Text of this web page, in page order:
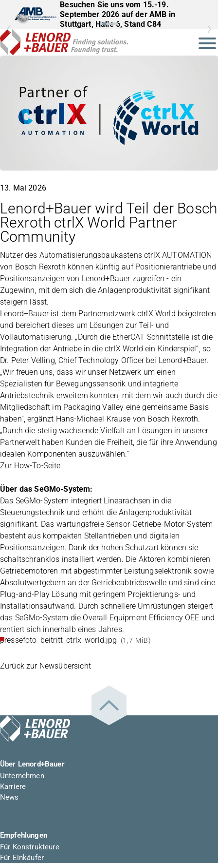
Besuchen Sie uns vom 15.-19.
September 2026 auf der AMB in
Stuttgart, Halle 6, Stand C84
13. Mai 2026
Lenord+Bauer wird Teil der Bosch
Rexroth ctrlX World Partner
Community
Nutzer des Automatisierungsbaukastens ctrlX AUTOMATION
von Bosch Rexroth können künftig auf Positionierantriebe und
Positionsanzeigen von Lenord+Bauer zugreifen - ein
Zugewinn, mit dem sich die Anlagenproduktivität signifikant
steigern lässt.
Lenord+Bauer ist dem Partnernetzwerk ctrlX World beigetreten
und bereichert dieses um Lösungen zur Teil- und
Vollautomatisierung. „Durch die EtherCAT Schnittstelle ist die
Integration der Antriebe in die ctrlX World ein Kinderspiel“, so
Dr. Peter Velling, Chief Technology Officer bei Lenord+Bauer.
„Wir freuen uns, dass wir unser Netzwerk um einen
Spezialisten für Bewegungssensorik und integrierte
Antriebstechnik erweitern konnten, mit dem wir auch durch die
Mitgliedschaft im Packaging Valley eine gemeinsame Basis
haben“, ergänzt Hans-Michael Krause von Bosch Rexroth.
„Durch die stetig wachsende Vielfalt an Lösungen in unserer
Partnerwelt haben Kunden die Freiheit, die für ihre Anwendung
idealen Komponenten auszuwählen.“
Zur How-To-Seite
Über das SeGMo-System:
Das SeGMo-System integriert Linearachsen in die
Steuerungstechnik und erhöht die Anlagenproduktivität
signifikant. Das wartungsfreie Sensor-Getriebe-Motor-System
besteht aus kompakten Stellantrieben und digitalen
Positionsanzeigen. Dank der hohen Schutzart können sie
schaltschranklos installiert werden. Die Aktoren kombinieren
Getriebemotoren mit abgestimmter Leistungselektronik sowie
Absolutwertgebern an der Getriebeabtriebswelle und sind eine
Plug-and-Play Lösung mit geringem Projektierungs- und
Installationsaufwand. Durch schnellere Umrüstungen steigert
das SeGMo-System die Overall Equipment Efficiency OEE und
rentiert sich innerhalb eines Jahres.
pressefoto_beitritt_ctrlx_world.jpg
(1,7 MiB)
Zurück zur Newsübersicht
Über Lenord+Bauer
Unternehmen
Karriere
News
Empfehlungen
Für Konstrukteure
Für Einkäufer